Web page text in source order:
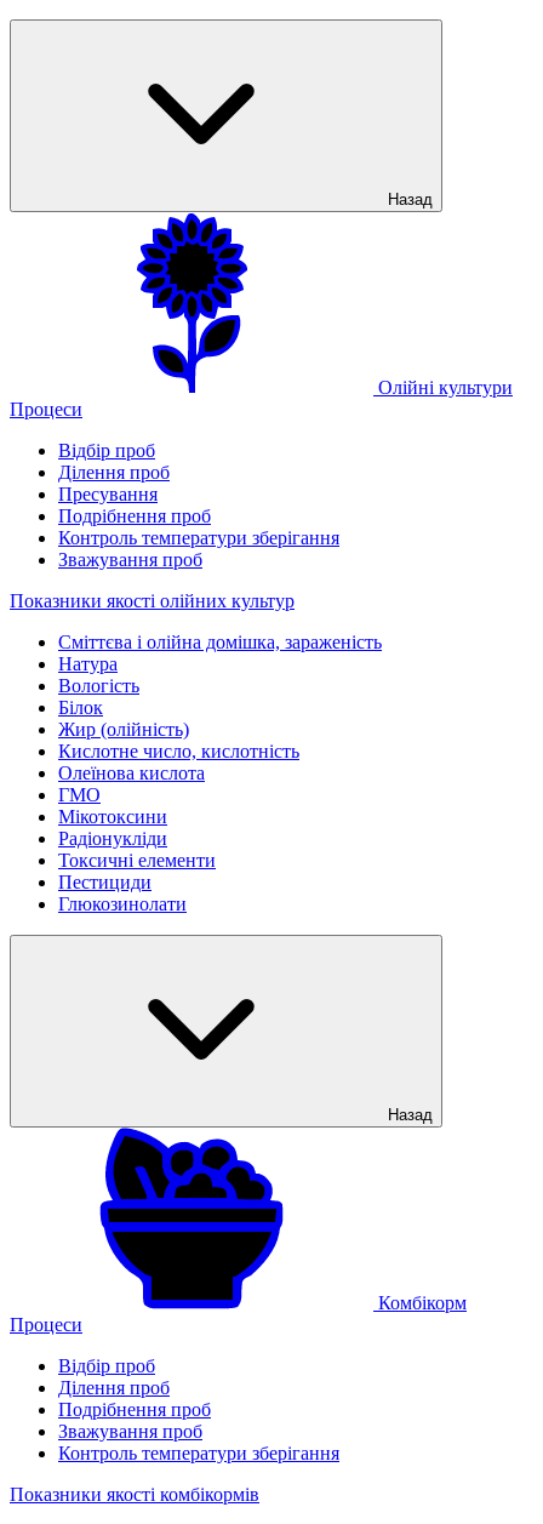
Назад
Олійні культури
Процеси
Відбір проб
Ділення проб
Пресування
Подрібнення проб
Контроль температури зберігання
Зважування проб
Показники якості олійних культур
Сміттєва і олійна домішка, зараженість
Натура
Вологість
Білок
Жир (олійність)
Кислотне число, кислотність
Олеїнова кислота
ГМО
Мікотоксини
Радіонукліди
Токсичні елементи
Пестициди
Глюкозинолати
Назад
Комбікорм
Процеси
Відбір проб
Ділення проб
Подрібнення проб
Зважування проб
Контроль температури зберігання
Показники якості комбікормів